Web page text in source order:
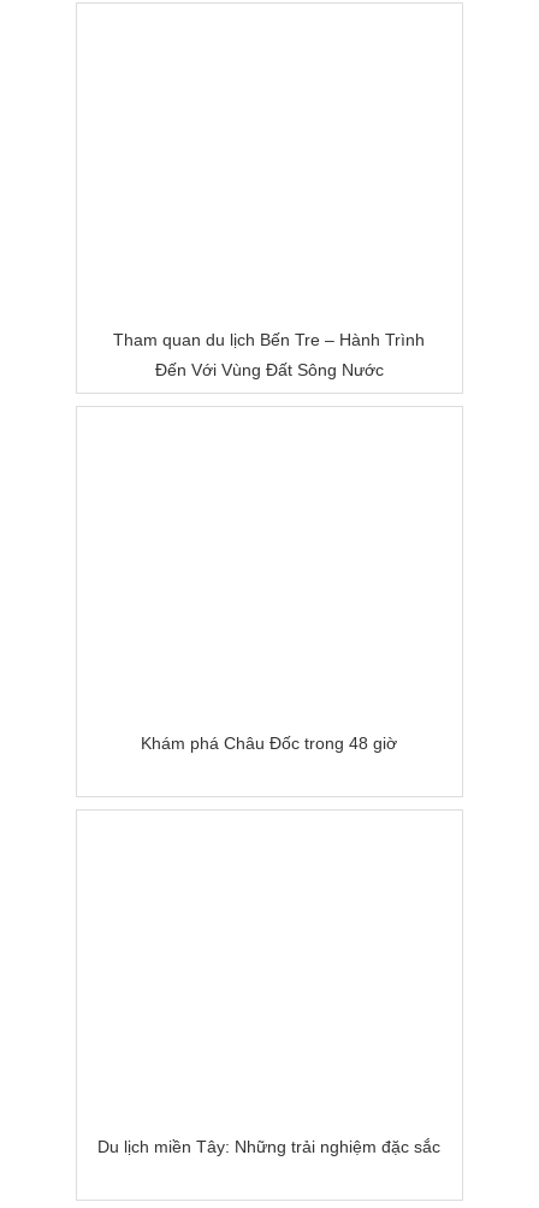
Tham quan du lịch Bến Tre – Hành Trình
Đến Với Vùng Đất Sông Nước
Khám phá Châu Đốc trong 48 giờ
Du lịch miền Tây: Những trải nghiệm đặc sắc